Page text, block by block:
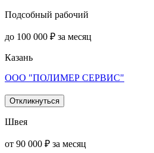
Подсобный рабочий
до 100 000 ₽ за месяц
Казань
ООО "ПОЛИМЕР СЕРВИС"
Откликнуться
Швея
от 90 000 ₽ за месяц